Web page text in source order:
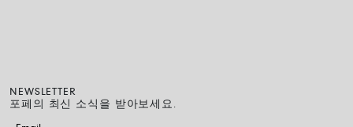
NEWSLETTER
포페의 최신 소식을 받아보세요.